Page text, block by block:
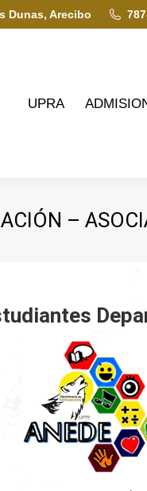
Dunas, Arecibo
UPRA
–
ADMISIONES